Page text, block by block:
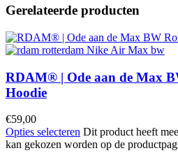
Gerelateerde producten
RDAM® | Ode aan de Max
Hoodie
€59,00
Opties selecteren Dit product heeft
kan gekozen worden op de